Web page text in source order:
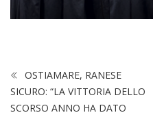
OSTIAMARE, RANESE
SICURO: “LA VITTORIA DELLO
SCORSO ANNO HA DATO